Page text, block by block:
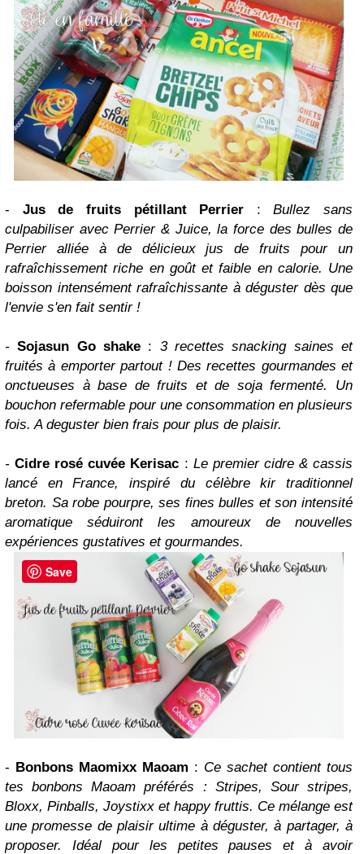
- Jus de fruits pétillant Perrier :Bullez sans
culpabiliser avec Perrier & Juice, la force des bulles de
Perrier alliée à de délicieux jus de fruits pour un
rafraîchissement riche en goût et faible en calorie. Une
boisson intensément rafraîchissante à déguster dès que
l'envie s'en fait sentir !
-Sojasun Go shake : 3 recettes snacking saines et
fruités à emporter partout ! Des recettes gourmandes et
onctueuses à base de fruits et de soja fermenté. Un
bouchon refermable pour une consommation en plusieurs
fois. A deguster bien frais pour plus de plaisir.
-Cidre rosé cuvée Kerisac : Le premier cidre & cassis
lancé en France, inspiré du célèbre kir traditionnel
breton. Sa robe pourpre, ses fines bulles et son intensité
aromatique séduiront les amoureux de nouvelles
expériences gustatives et gourmandes.
- Bonbons Maomixx Maoam : Ce sachet contient tous
tes bonbons Maoam préférés : Stripes, Sour stripes,
Bloxx, Pinballs, Joystixx et happy fruttis. Ce mélange est
une promesse de plaisir ultime à déguster, à partager, à
proposer. Idéal pour les petites pauses et à avoir
Save